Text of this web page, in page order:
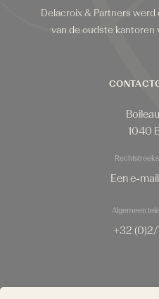
Delacroix & Partners werd
van de oudste kantoren
1040
Een e-
Algemeen
+32 (0)2/